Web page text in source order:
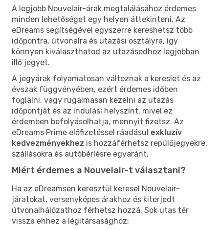
A legjobb Nouvelair-árak megtalálásához érdemes
minden lehetőséget egy helyen áttekinteni. Az
eDreams segítségével egyszerre kereshetsz több
időpontra, útvonalra és utazási osztályra, így
könnyen kiválaszthatod az utazásodhoz legjobban
illő jegyet.
A jegyárak folyamatosan változnak a kereslet és az
évszak függvényében, ezért érdemes időben
foglalni, vagy rugalmasan kezelni az utazás
időpontját és az indulási helyszínt, mivel ez
érdemben befolyásolhatja, mennyit fizetsz. Az
eDreams Prime előfizetéssel ráadásul exkluzív
kedvezményekhez is hozzáférhetsz repülőjegyekre,
szállásokra és autóbérlésre egyaránt.
Miért érdemes a Nouvelair-t választani?
Ha az eDreamsen keresztül keresel Nouvelair-
járatokat, versenyképes árakhoz és kiterjedt
útvonalhálózathoz férhetsz hozzá. Sok utas tér
vissza ehhez a légitársasághoz: